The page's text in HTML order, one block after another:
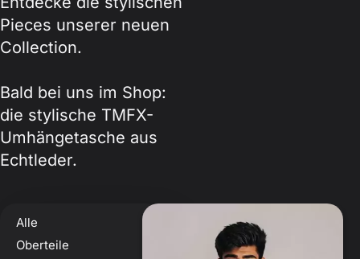
Pieces unserer neuen
Collection.
Bald bei uns im Shop:
die stylische TMFX-
Umhängetasche aus
Echtleder.
Alle
Oberteile